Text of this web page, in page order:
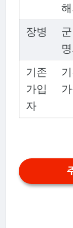
장병
기존
가입
자